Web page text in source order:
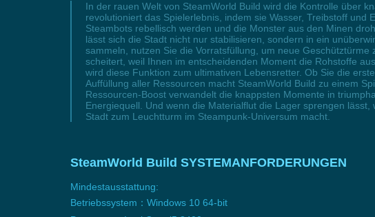
In der rauen Welt von SteamWorld Build wird die Kontrolle über
revolutioniert das Spielerlebnis, indem sie Wasser, Treibstoff
Steambots rebellisch werden und die Monster aus den Minen
lässt sich die Stadt nicht nur stabilisieren, sondern in ein
sammeln, nutzen Sie die Vorratsfüllung, um neue
scheitert, weil Ihnen im entscheidenden Moment die Rohstoffe
wird diese Funktion zum ultimativen Lebensretter. Ob Sie die
Auffüllung aller Ressourcen macht SteamWorld Build zu einem
Ressourcen-Boost verwandelt die knappsten Momente in
Energiequell. Und wenn die Materialflut die Lager sprengen
Stadt zum Leuchtturm im Steampunk-Universum macht.
SteamWorld Build SYSTEMANFORDERUNGEN
Mindestausstattung:
Betriebssystem：Windows 10 64-bit